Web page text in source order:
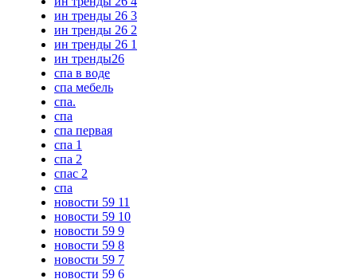
ин тренды 26 3
ин тренды 26 2
ин тренды 26 1
ин тренды26
спа в воде
спа мебель
спа.
спа
спа первая
спа 1
спа 2
спас 2
спа
новости 59 11
новости 59 10
новости 59 9
новости 59 8
новости 59 7
новости 59 6